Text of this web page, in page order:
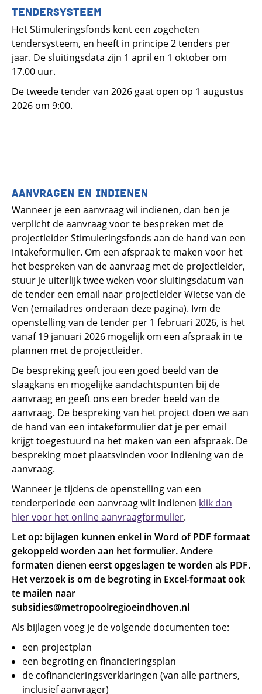
TENDERSYSTEEM
Het Stimuleringsfonds kent een zogeheten
tendersysteem, en heeft in principe 2 tenders per
jaar. De sluitingsdata zijn 1 april en 1 oktober om
17.00 uur.
De tweede tender van 2026 gaat open op 1 augustus
2026 om 9:00.
AANVRAGEN EN INDIENEN
Wanneer je een aanvraag wil indienen, dan ben je
verplicht de aanvraag voor te bespreken met de
projectleider Stimuleringsfonds aan de hand van een
intakeformulier. Om een afspraak te maken voor het
het bespreken van de aanvraag met de projectleider,
stuur je uiterlijk twee weken voor sluitingsdatum van
de tender een email naar projectleider Wietse van de
Ven (emailadres onderaan deze pagina). Ivm de
openstelling van de tender per 1 februari 2026, is het
vanaf 19 januari 2026 mogelijk om een afspraak in te
plannen met de projectleider.
De bespreking geeft jou een goed beeld van de
slaagkans en mogelijke aandachtspunten bij de
aanvraag en geeft ons een breder beeld van de
aanvraag. De bespreking van het project doen we aan
de hand van een intakeformulier dat je per email
krijgt toegestuurd na het maken van een afspraak. De
bespreking moet plaatsvinden voor indiening van de
aanvraag.
Wanneer je tijdens de openstelling van een
tenderperiode een aanvraag wilt indienen klik dan
hier voor het online aanvraagformulier.
Let op: bijlagen kunnen enkel in Word of PDF formaat
gekoppeld worden aan het formulier. Andere
formaten dienen eerst opgeslagen te worden als PDF.
Het verzoek is om de begroting in Excel-formaat ook
te mailen naar
subsidies@metropoolregioeindhoven.nl
Als bijlagen voeg je de volgende documenten toe:
een projectplan
een begroting en financieringsplan
de cofinancieringsverklaringen (van alle partners,
inclusief aanvrager)